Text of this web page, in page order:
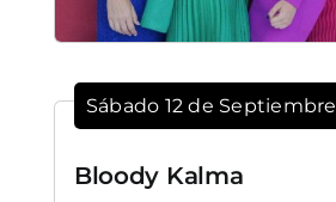
Sábado 12 de Septiembre
Bloody Kalma